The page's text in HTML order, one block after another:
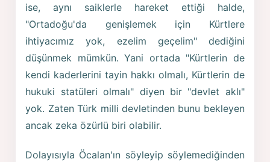
ise, aynı saiklerle hareket ettiği halde,
"Ortadoğu'da genişlemek için Kürtlere
ihtiyacımız yok, ezelim geçelim" dediğini
düşünmek mümkün. Yani ortada "Kürtlerin de
kendi kaderlerini tayin hakkı olmalı, Kürtlerin de
hukuki statüleri olmalı" diyen bir "devlet aklı"
yok. Zaten Türk milli devletinden bunu bekleyen
ancak zeka özürlü biri olabilir.
Dolayısıyla Öcalan'ın söyleyip söylemediğinden